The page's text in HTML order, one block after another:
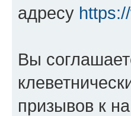
адресу
Вы
призывов к